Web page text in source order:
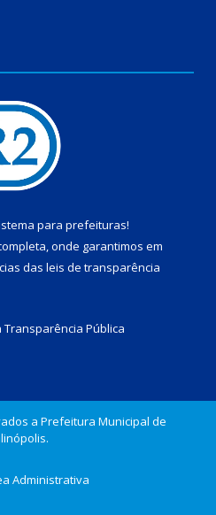
para prefeituras!
onde garantimos em
das leis de transparência
Transparência Pública
a Prefeitura Municipal de
Administrativa